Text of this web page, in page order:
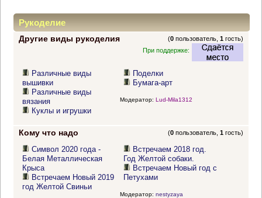
Рукоделие
Другие виды рукоделия (0 пользователь,1 гость)
При поддержке:
Различные виды
вышивки
Различные виды
вязания
Куклы и игрушки
Поделки
Бумага-арт
Модератор: Lud-Mila1312
Кому что надо (0 пользователь,1 гость)
Символ 2020 года -
Белая Металлическая
Крыса
Встречаем Новый 2019
год Желтой Свиньи
Встречаем 2018 год.
Год Желтой собаки.
Встречаем Новый год с
Петухами
Модератор: nestyzaya